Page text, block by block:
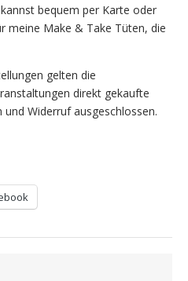
bequem per Karte oder
meine Make & Take Tüten, die
gelten die
direkt gekaufte
Widerruf ausgeschlossen.